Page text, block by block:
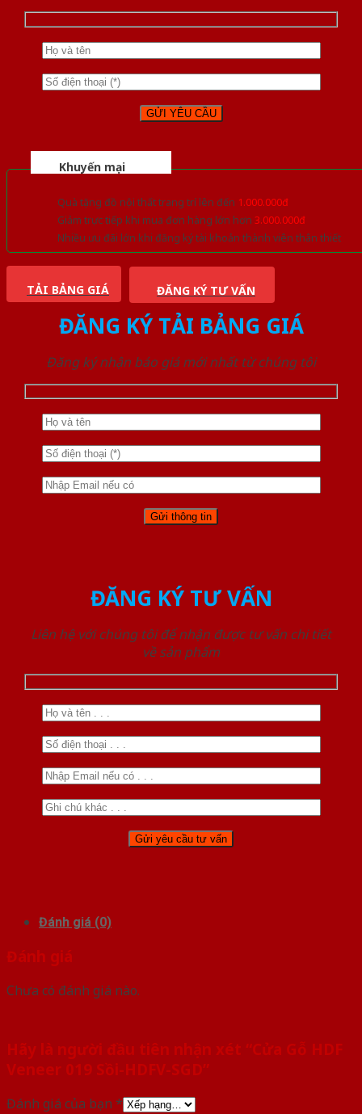
Khuyến mại
Quà tặng đồ nội thất trang trí lên đến 1.000.000đ
Giảm trực tiếp khi mua đơn hàng lớn hơn 3.000.000đ
Nhiều ưu đãi lớn khi đăng ký tài khoản thành viên thân thiết
TẢI BẢNG GIÁ ĐĂNG KÝ TƯ VẤN
ĐĂNG KÝ TẢI BẢNG GIÁ
Đăng ký nhận báo giá mới nhất từ chúng tôi
ĐĂNG KÝ TƯ VẤN
Liên hệ với chúng tôi để nhận được tư vấn chi tiết
về sản phẩm
Đánh giá (0)
Đánh giá
Chưa có đánh giá nào.
Hãy là người đầu tiên nhận xét “Cửa Gỗ HDF
Veneer 019 Sồi-HDFV-SGD”
Đánh giá của bạn *